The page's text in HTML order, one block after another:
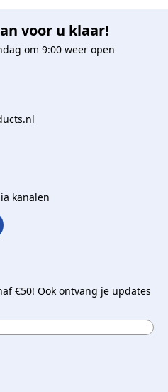
voor u klaar!
om 9:00 weer open
kanalen
€50! Ook ontvang je updates